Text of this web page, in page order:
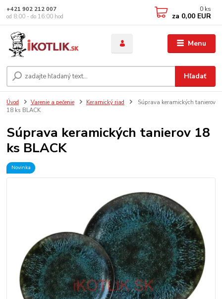
Menu
Hľadať
+421 902 212 007
od 8:00 - do 16:00 hod
0 ks
za 0,00 EUR
Úvod Varenie a pečenie Keramický riad
Súprava keramických tanierov
18 ks BLACK
Súprava keramických tanierov 18
ks BLACK
Novinka